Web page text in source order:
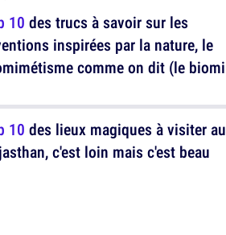
10 des trucs à savoir sur les
inspirées par la nature, le
comme on dit (le biomi
10 des lieux magiques à visiter au
c'est loin mais c'est beau